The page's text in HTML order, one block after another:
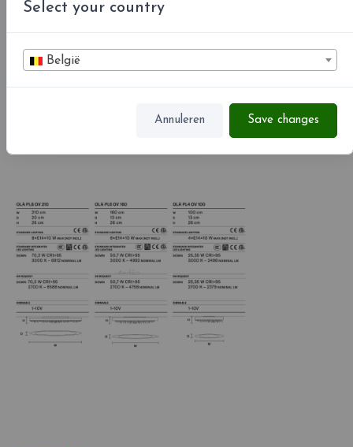
Select your country
België
Annuleren Save changes